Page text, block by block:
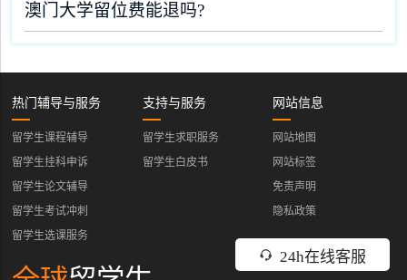
澳门大学留位费能退吗?
24h在线客服
热门辅导与服务
留学生课程辅导
留学生挂科申诉
留学生论文辅导
留学生考试冲刺
留学生选课服务
支持与服务
留学生求职服务
留学生白皮书
网站信息
网站地图
网站标签
免责声明
隐私政策